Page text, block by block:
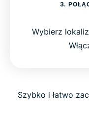
3.
Wybierz
Szybko i łatwo